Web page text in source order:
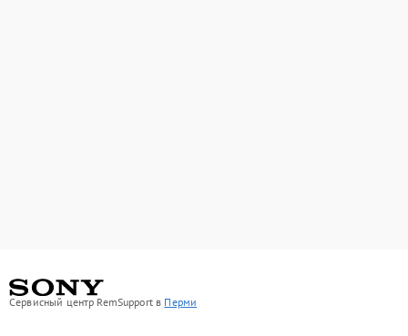
Сервисный центр RemSupport в Перми